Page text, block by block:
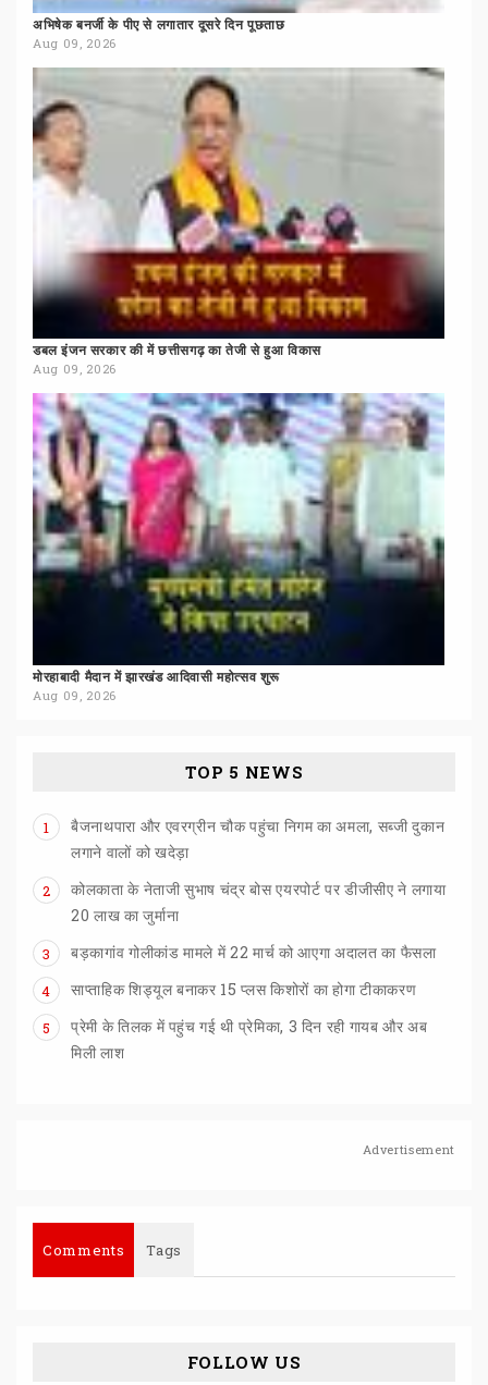
अभिषेक बनर्जी के पीए से लगातार दूसरे दिन पूछताछ
Aug 09, 2026
डबल इंजन सरकार की में छत्तीसगढ़ का तेजी से हुआ विकास
Aug 09, 2026
मोरहाबादी मैदान में झारखंड आदिवासी महोत्सव शुरू
Aug 09, 2026
TOP 5 NEWS
1
बैजनाथपारा और एवरग्रीन चौक पहुंचा निगम का अमला, सब्जी दुकान
लगाने वालों को खदेड़ा
2
कोलकाता के नेताजी सुभाष चंद्र बोस एयरपोर्ट पर डीजीसीए ने लगाया
20 लाख का जुर्माना
3 बड़कागांव गोलीकांड मामले में22 मार्च कोआएगाअदालत का फैसला
4 साप्ताहिकशिड्यूलबनाकर 15 प्लसकिशोरों काहोगाटीकाकरण
5
प्रेमी के तिलक में पहुंच गई थी प्रेमिका, 3 दिन रही गायब और अब
मिली लाश
Advertisement
Comments Tags
FOLLOW US